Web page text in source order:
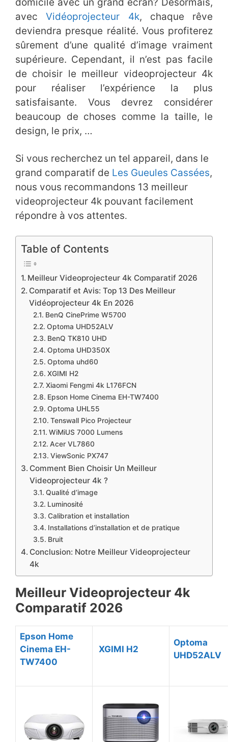
domicile avec un grand écran? Désormais,
avecVidéoprojecteur 4k, chaque rêve
deviendra presque réalité. Vous profiterez
sûrement d’une qualité d’image vraiment
supérieure. Cependant, il n’est pas facile
de choisir le meilleur videoprojecteur 4k
pour réaliser l’expérience la plus
satisfaisante. Vous devrez considérer
beaucoup de choses comme la taille, le
design, le prix, …
Si vous recherchez un tel appareil, dans le
grand comparatif de Les Gueules Cassées,
nous vous recommandons 13 meilleur
videoprojecteur 4k pouvant facilement
répondre à vos attentes.
Table of Contents
​Meilleur Videoprojecteur 4k Comparatif ​2026
Comparatif et Avis: Top 13 Des Meilleur
Vidéoprojecteur 4k En 2026
​BenQ CinePrime W5700
​Optoma UHD52ALV
​​BenQ TK810 UHD
​​Optoma UHD350X
​​Optoma uhd60
​​XGIMI H2
​​Xiaomi Fengmi 4k L176FCN
​​Epson Home Cinema EH-TW7400
​Optoma UHL55
​Tenswall Pico Projecteur
​WiMiUS 7000 Lumens
​Acer VL7860
​​ViewSonic PX747
​Comment Bien Choisir Un Meilleur
Videoprojecteur 4k ?
​Qualité d’image
​Luminosité
​Calibration et installation
Installations d’installation et de pratique
​Bruit
​Conclusion: Notre Meilleur Videoprojecteur
4k
​Meilleur Videoprojecteur 4k
Comparatif ​2026
​Epson Home
Cinema EH-
TW7400
​ XGIMI H2
​Optoma
UHD52ALV